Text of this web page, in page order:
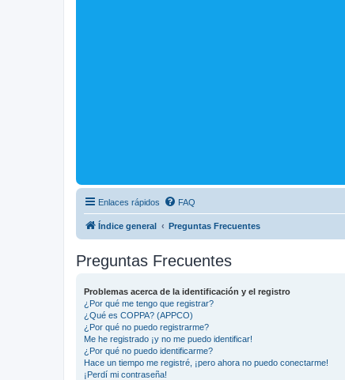
Enlaces rápidos FAQ
Índice general Preguntas Frecuentes
Preguntas Frecuentes
Problemas acerca de la identificación y el registro
¿Por qué me tengo que registrar?
¿Qué es COPPA? (APPCO)
¿Por qué no puedo registrarme?
Me he registrado ¡y no me puedo identificar!
¿Por qué no puedo identificarme?
Hace un tiempo me registré, ¡pero ahora no puedo conectarme!
¡Perdí mi contraseña!